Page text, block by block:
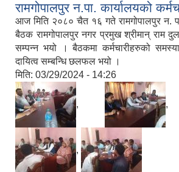
रामगोपालपुर न.पा. कार्यालयको
आज मिति २०८० चैत १६ गते रामगोपालपुर न.
बैठक रामगोपालपुर नगर प्रमुख श्रीमान् राम
सम्पन्‍न भयो । बैठकमा कर्मचारीहरुको
दायित्व सम्बन्धि छलफल भयो ।
मिति: 03/29/2024 - 14:26
,
,